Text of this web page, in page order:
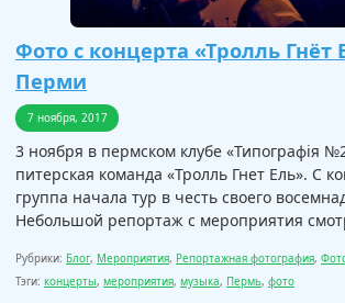
Фото с концерта «Тролль Гнёт
Перми
7 ноября, 2017
3 ноября в пермском клубе «Типографiя
питерская команда «Тролль Гнет Ель». С
группа начала тур в честь своего
Небольшой репортаж с мероприятия
Рубрики: Блог, Мероприятия, Репортажная фотография,
Тэги: концерты, мероприятия, музыка, Пермь, фото